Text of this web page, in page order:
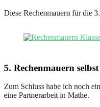
Diese Rechenmauern für die
5. Rechenmauern
Zum Schluss habe ich noch
eine Partnerarbeit in Mathe.